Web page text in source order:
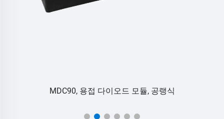
MDC90, 용접 다이오드 모듈, 공랭식